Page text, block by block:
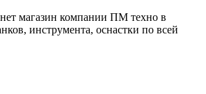
магазин компании ПМ техно в
инструмента, оснастки по всей